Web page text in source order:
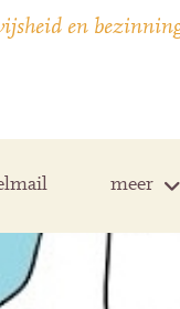
en
meer